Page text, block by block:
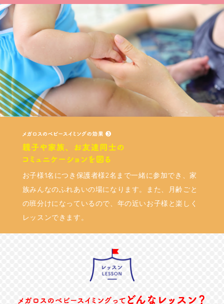
お子様1名につき保護者様2名まで一緒に参加でき、家
族みんなのふれあいの場になります。また、月齢ごと
の班分けになっているので、年の近いお子様と楽しく
レッスンできます。